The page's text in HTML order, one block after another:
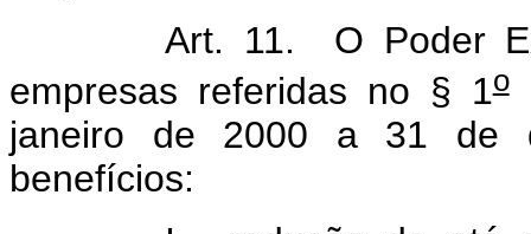
Art. 11. O Poder
empresas referidas no § 1o
janeiro de 2000 a 31 de
benefícios: